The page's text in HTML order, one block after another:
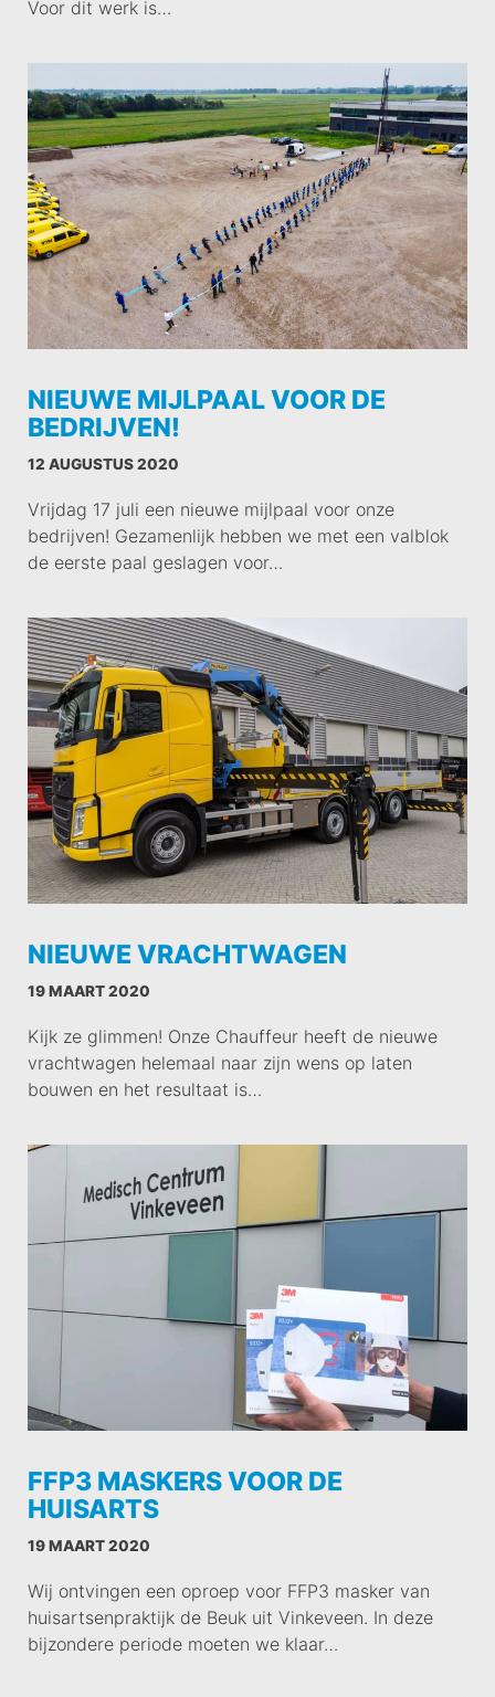
Voor dit werk is…
NIEUWE MIJLPAAL VOOR DE
BEDRIJVEN!
12 AUGUSTUS 2020
Vrijdag 17 juli een nieuwe mijlpaal voor onze
bedrijven! Gezamenlijk hebben we met een valblok
de eerste paal geslagen voor…
NIEUWE VRACHTWAGEN
19 MAART 2020
Kijk ze glimmen! Onze Chauffeur heeft de nieuwe
vrachtwagen helemaal naar zijn wens op laten
bouwen en het resultaat is…
FFP3 MASKERS VOOR DE
HUISARTS
19 MAART 2020
Wij ontvingen een oproep voor FFP3 masker van
huisartsenpraktijk de Beuk uit Vinkeveen. In deze
bijzondere periode moeten we klaar…